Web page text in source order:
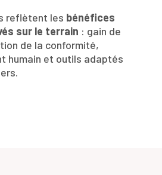
reflètent les bénéfices
sur le terrain : gain de
de la conformité,
humain et outils adaptés